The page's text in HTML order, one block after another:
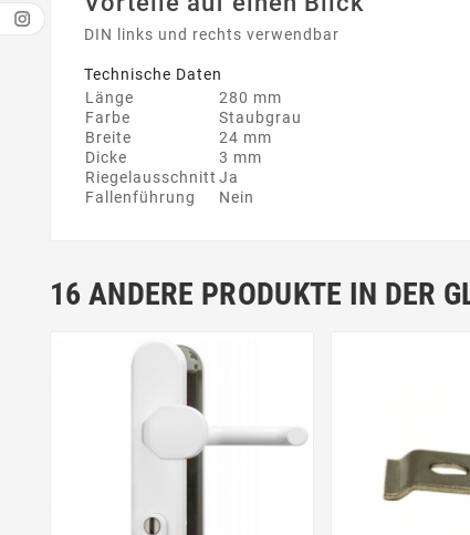
DIN links und rechts verwendbar
Technische Daten
Länge
280 mm
Farbe
Staubgrau
Breite
24 mm
Dicke
3 mm
Riegelausschnitt Ja
Fallenführung
Nein
16 ANDERE PRODUKTE IN DER